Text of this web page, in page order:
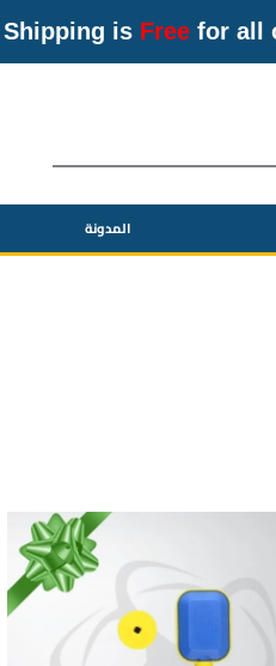
Shipping is Freefor all
المدونة